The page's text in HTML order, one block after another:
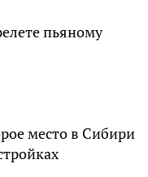
пьяному
место в Сибири